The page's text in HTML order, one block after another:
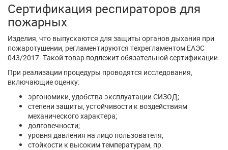
Сертификация респираторов для
пожарных
Изделия, что выпускаются для защиты органов дыхания при
пожаротушении, регламентируются техрегламентом ЕАЭС
043/2017. Такой товар подлежит обязательной сертификации.
При реализации процедуры проводятся исследования,
включающие оценку:
эргономики, удобства эксплуатации СИЗОД;
степени защиты, устойчивости к воздействиям
механического характера;
долговечности;
уровня давления на лицо пользователя;
стойкости к высоким температурам, пр.